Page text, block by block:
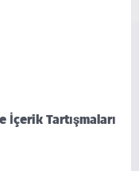
İçerik Tartışmaları